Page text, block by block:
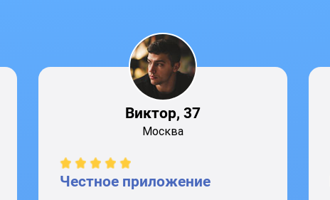
Виктор, 37
Москва
Честное приложение